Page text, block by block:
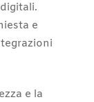
e
e la